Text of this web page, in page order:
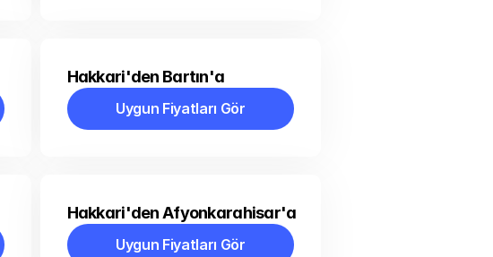
Hakkari'den Bartın'a
Uygun Fiyatları Gör
Uygun Fiyatları Gör
Hakkari'den Afyonkarahisar'a
Uygun Fiyatları Gör